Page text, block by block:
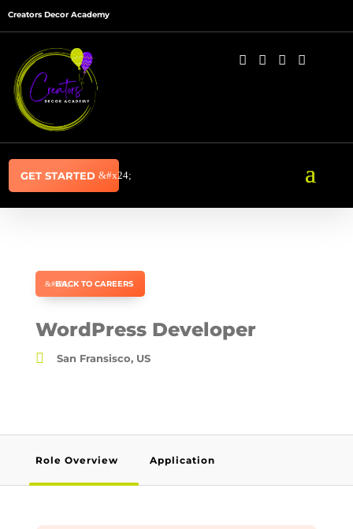
Creators Decor Academy
   
GET STARTED
BACK TO CAREERS
WordPress Developer
 San Fransisco, US
Role Overview Application